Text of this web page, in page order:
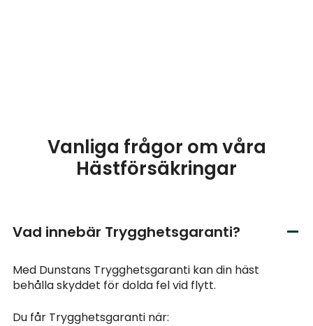
Vanliga frågor om våra
Hästförsäkringar
Vad innebär Trygghetsgaranti?
Med Dunstans Trygghetsgaranti kan din häst
behålla skyddet för dolda fel vid flytt.
Du får Trygghetsgaranti när: